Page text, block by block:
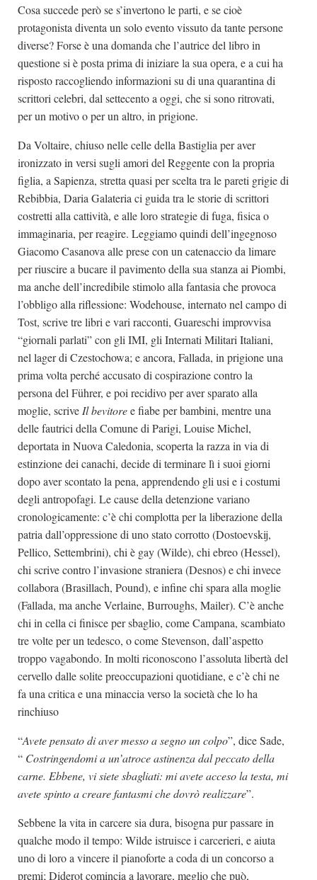
Cosa succede però se s’invertono le parti, e se cioè
protagonista diventa un solo evento vissuto da tante persone
diverse? Forse è una domanda che l’autrice del libro in
questione si è posta prima di iniziare la sua opera, e a cui ha
risposto raccogliendo informazioni su di una quarantina di
scrittori celebri, dal settecento a oggi, che si sono ritrovati,
per un motivo o per un altro, in prigione.
Da Voltaire, chiuso nelle celle della Bastiglia per aver
ironizzato in versi sugli amori del Reggente con la propria
figlia, a Sapienza, stretta quasi per scelta tra le pareti grigie di
Rebibbia, Daria Galateria ci guida tra le storie di scrittori
costretti alla cattività, e alle loro strategie di fuga, fisica o
immaginaria, per reagire. Leggiamo quindi dell’ingegnoso
Giacomo Casanova alle prese con un catenaccio da limare
per riuscire a bucare il pavimento della sua stanza ai Piombi,
ma anche dell’incredibile stimolo alla fantasia che provoca
l’obbligo alla riflessione: Wodehouse, internato nel campo di
Tost, scrive tre libri e vari racconti, Guareschi improvvisa
“giornali parlati” con gli IMI, gli Internati Militari Italiani,
nel lager di Czestochowa; e ancora, Fallada, in prigione una
prima volta perché accusato di cospirazione contro la
persona del Führer, e poi recidivo per aver sparato alla
moglie, scrive Il bevitoree fiabe per bambini, mentre una
delle fautrici della Comune di Parigi, Louise Michel,
deportata in Nuova Caledonia, scoperta la razza in via di
estinzione dei canachi, decide di terminare lì i suoi giorni
dopo aver scontato la pena, apprendendo gli usi e i costumi
degli antropofagi. Le cause della detenzione variano
cronologicamente: c’è chi complotta per la liberazione della
patria dall’oppressione di uno stato corrotto (Dostoevskij,
Pellico, Settembrini), chi è gay (Wilde), chi ebreo (Hessel),
chi scrive contro l’invasione straniera (Desnos) e chi invece
collabora (Brasillach, Pound), e infine chi spara alla moglie
(Fallada, ma anche Verlaine, Burroughs, Mailer). C’è anche
chi in cella ci finisce per sbaglio, come Campana, scambiato
tre volte per un tedesco, o come Stevenson, dall’aspetto
troppo vagabondo. In molti riconoscono l’assoluta libertà del
cervello dalle solite preoccupazioni quotidiane, e c’è chi ne
fa una critica e una minaccia verso la società che lo ha
rinchiuso
“Avete pensato di aver messo a segno un colpo”, dice Sade,
“ Costringendomi a un’atroce astinenza dal peccato della
carne. Ebbene, vi siete sbagliati: mi avete acceso la testa, mi
avete spinto a creare fantasmi che dovrò realizzare”.
Sebbene la vita in carcere sia dura, bisogna pur passare in
qualche modo il tempo: Wilde istruisce i carcerieri, e aiuta
uno di loro a vincere il pianoforte a coda di un concorso a
premi; Diderot comincia a lavorare, meglio che può,